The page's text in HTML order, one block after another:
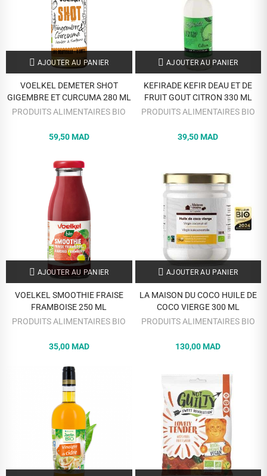
AJOUTER AU PANIER
VOELKEL DEMETER SHOT
GIGEMBRE ET CURCUMA 280 ML
PRODUITS ALIMENTAIRES BIO
59,50 MAD
AJOUTER AU PANIER
KEFIRADE KEFIR DEAU ET DE
FRUIT GOUT CITRON 330 ML
PRODUITS ALIMENTAIRES BIO
39,50 MAD
AJOUTER AU PANIER
VOELKEL SMOOTHIE FRAISE
FRAMBOISE 250 ML
PRODUITS ALIMENTAIRES BIO
35,00 MAD
AJOUTER AU PANIER
LA MAISON DU COCO HUILE DE
COCO VIERGE 300 ML
PRODUITS ALIMENTAIRES BIO
130,00 MAD